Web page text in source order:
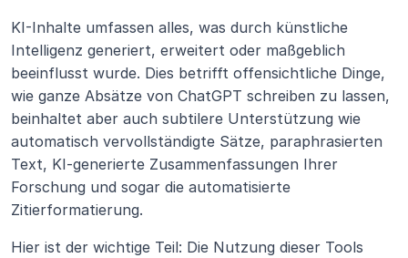
KI-Inhalte umfassen alles, was durch künstliche
Intelligenz generiert, erweitert oder maßgeblich
beeinflusst wurde. Dies betrifft offensichtliche Dinge,
wie ganze Absätze von ChatGPT schreiben zu lassen,
beinhaltet aber auch subtilere Unterstützung wie
automatisch vervollständigte Sätze, paraphrasierten
Text, KI-generierte Zusammenfassungen Ihrer
Forschung und sogar die automatisierte
Zitierformatierung.
Hier ist der wichtige Teil: Die Nutzung dieser Tools